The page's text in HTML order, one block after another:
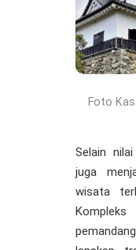
Foto
Selain
juga
wisata